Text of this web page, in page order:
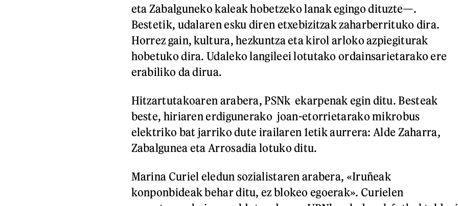
eta Zabalguneko kaleak hobetzeko lanak egingo dituzte—.
Bestetik, udalaren esku diren etxebizitzak zaharberrituko dira.
Horrez gain, kultura, hezkuntza eta kirol arloko azpiegiturak
hobetuko dira. Udaleko langileei lotutako ordainsarietarako ere
erabiliko da dirua.
Hitzartutakoaren arabera, PSNk ekarpenak egin ditu. Besteak
beste, hiriaren erdigunerako joan-etorrietarako mikrobus
elektriko bat jarriko dute irailaren 1etik aurrera: Alde Zaharra,
Zabalgunea eta Arrosadia lotuko ditu.
Marina Curiel eledun sozialistaren arabera, «Iruñeak
konponbideak behar ditu, ez blokeo egoerak». Curielen